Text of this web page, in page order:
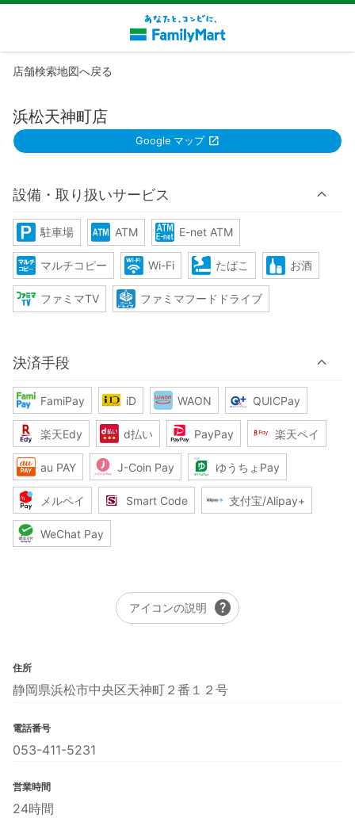
店舗検索地図へ戻る
浜松天神町店
Google マップ
設備・取り扱いサービス
駐車場 ATM E-net ATM
マルチコピー Wi-Fi たばこ お酒
ファミマTV ファミマフードドライブ
決済手段
FamiPay iD WAON QUICPay
楽天Edy d払い PayPay 楽天ペイ
au PAY J-Coin Pay ゆうちょPay
メルペイ Smart Code 支付宝/Alipay+
WeChat Pay
アイコンの説明 help
住所
静岡県浜松市中央区天神町２番１２号
電話番号
053-411-5231
営業時間
24時間